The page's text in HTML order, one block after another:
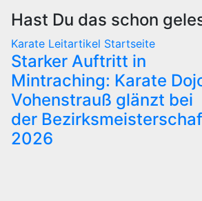
Hast Du das schon
Karate Leitartikel Startseite
Starker Auftritt in
Mintraching: Karate
Vohenstrauß glänzt bei
der
2026